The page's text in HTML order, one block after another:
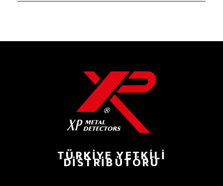
TÜRKIYE YETKILI
DISTRIBÜTÖRÜ